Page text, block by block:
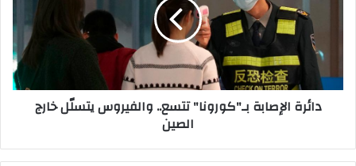
دائرة الإصابة بـ"كورونا" تتسع.. والفيروس يتسلّل خارج
الصين